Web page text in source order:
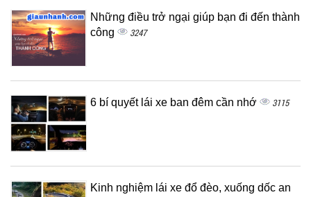
Những điều trở ngại giúp bạn đi đến thành
công
3247
6 bí quyết lái xe ban đêm cần nhớ 3115
Kinh nghiệm lái xe đổ đèo, xuống dốc an